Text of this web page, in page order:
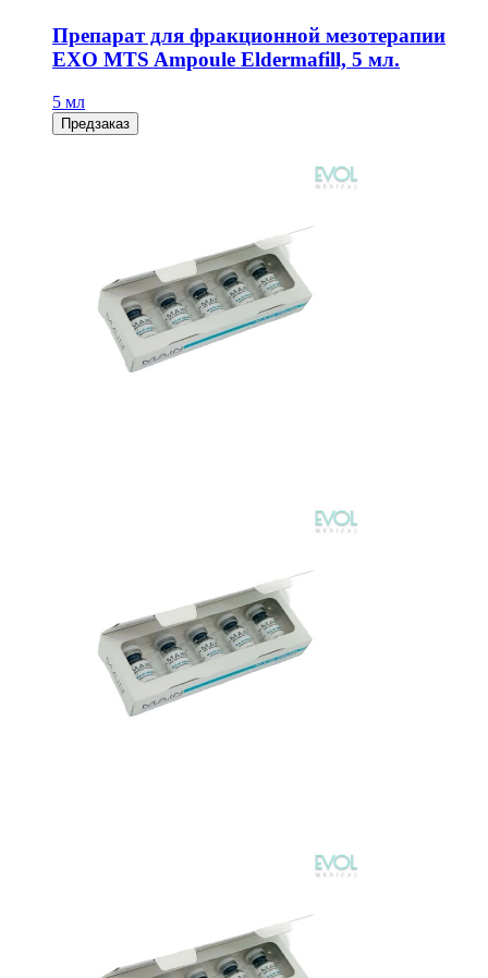
Препарат для фракционной мезотерапии
EXO MTS Ampoule Eldermafill, 5 мл.
5 мл
Предзаказ